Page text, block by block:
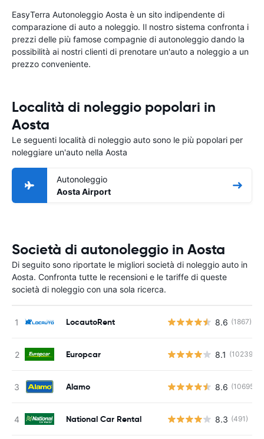
EasyTerra Autonoleggio Aosta è un sito indipendente di
comparazione di auto a noleggio. Il nostro sistema confronta i
prezzi delle più famose compagnie di autonoleggio dando la
possibilità ai nostri clienti di prenotare un'auto a noleggio a un
prezzo conveniente.
Località di noleggio popolari in
Aosta
Le seguenti località di noleggio auto sono le più popolari per
noleggiare un'auto nella Aosta
Autonoleggio
Aosta Airport
Società di autonoleggio in Aosta
Di seguito sono riportate le migliori società di noleggio auto in
Aosta. Confronta tutte le recensioni e le tariffe di queste
società di noleggio con una sola ricerca.
LocautoRent 8.6 (1867)
Europcar 8.1 (10239)
Alamo 8.6 (10695)
National Car Rental 8.3 (491)